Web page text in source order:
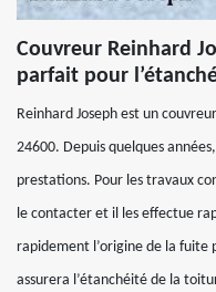
Couvreur Reinhard
parfait pour
Reinhard Joseph est un
24600. Depuis quelques
prestations. Pour les travaux
le contacter et il les effectue
rapidement l’origine de la fuite
assurera l’étanchéité de la